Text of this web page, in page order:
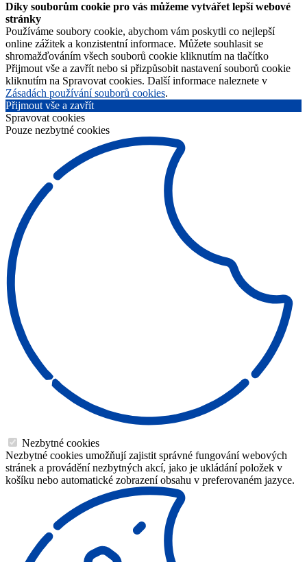
Díky souborům cookie pro vás můžeme vytvářet lepší webové
stránky
Používáme soubory cookie, abychom vám poskytli co nejlepší
online zážitek a konzistentní informace. Můžete souhlasit se
shromažďováním všech souborů cookie kliknutím na tlačítko
Přijmout vše a zavřít nebo si přizpůsobit nastavení souborů cookie
kliknutím na Spravovat cookies. Další informace naleznete v
Zásadách používání souborů cookies.
Přijmout vše a zavřít
Spravovat cookies
Pouze nezbytné cookies
Nezbytné cookies
Nezbytné cookies umožňují zajistit správné fungování webových
stránek a provádění nezbytných akcí, jako je ukládání položek v
košíku nebo automatické zobrazení obsahu v preferovaném jazyce.